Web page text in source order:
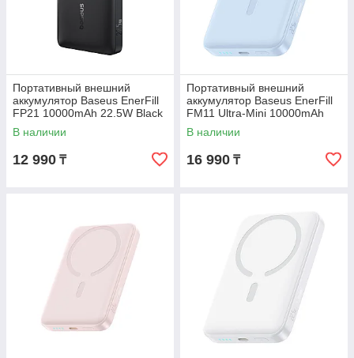
Портативный внешний
аккумулятор Baseus EnerFill
FP21 10000mAh 22.5W Black
(P1008210D123-00)
В наличии
12 990 ₸
Портативный внешний
аккумулятор Baseus EnerFill
FM11 Ultra-Mini 10000mAh
22.5W Blue P1008210E313-00
В наличии
16 990 ₸